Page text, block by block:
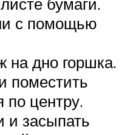
с помощью
на дно горшка.
поместить
по центру.
и засыпать